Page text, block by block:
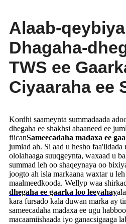
Alaab-
Dhagaha-
TWS ee
Ciyaaraha ee
Kordhi saameynta summadaada
dhegaha ee shakhsi ahaaneed ee
fiicanSameecadaha madaxa ee
jumlad ah. Si aad u hesho faa'iidada
ololahaaga suuqgeynta, waxaad u
summad leh oo shaqeynaya oo
joogto ah isla markaana waxtar u
maalmeedkooda. Wellyp waa
dhegaha ee gaarka loo leeyahay
kara fursado kala duwan marka ay
sameecadaha madaxa ee ugu
macaamiishaada iyo ganacsigaaga